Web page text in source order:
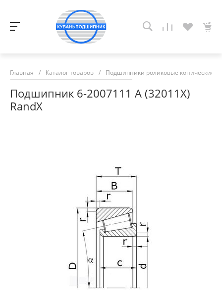
Главная / Каталог товаров / Подшипники роликовые конические
Подшипник 6-2007111 A (32011X)
RandX